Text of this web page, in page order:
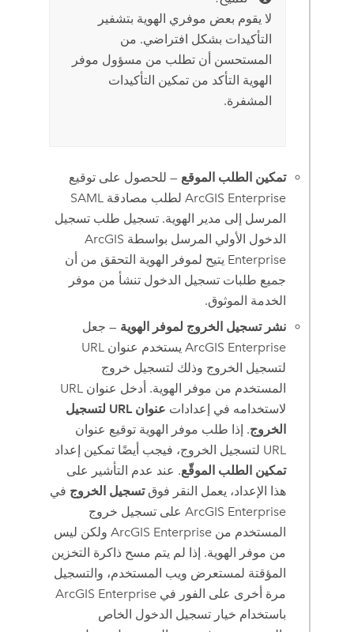
لا يقوم بعض موفري الهوية بتشفير
التأكيدات بشكل افتراضي. من
المستحسن أن تطلب من مسؤول موفر
الهوية التأكد من تمكين التأكيدات
المشفرة.
تمكين الطلب الموقع — للحصول على توقيع
ArcGIS Enterprise
لطلب مصادقة SAML
المرسل إلى مدير الهوية. تسجيل طلب تسجيل
الدخول الأولي المرسل بواسطة ArcGIS
Enterprise يتيح لموفر الهوية التحقق من أن
جميع طلبات تسجيل الدخول تنشأ من موفر
الخدمة الموثوق.
نشر تسجيل الخروج لموفر الهوية — جعل
ArcGIS Enterprise
يستخدم عنوان URL
لتسجيل الخروج وذلك لتسجيل خروج
المستخدم من موفر الهوية. أدخل عنوان URL
لاستخدامه في إعدادات
عنوان URL لتسجيل
الخروج. إذا طلب موفر الهوية توقيع عنوان
URL لتسجيل الخروج، فيجب أيضًا تمكين إعداد
تمكين الطلب الموقّع. عند عدم التأشير على
هذا الإعداد، يعمل النقر فوقتسجيل الخروج في
ArcGIS Enterpriseعلى تسجيل خروج
المستخدم من ArcGIS Enterpriseولكن ليس
من موفر الهوية. إذا لم يتم مسح ذاكرة التخزين
المؤقتة لمستعرض ويب المستخدم، والتسجيل
مرة أخرى على الفور في ArcGIS Enterprise
باستخدام خيار تسجيل الدخول الخاص